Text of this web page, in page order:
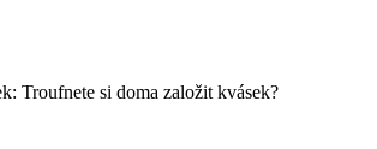
Troufnete si doma založit kvásek?